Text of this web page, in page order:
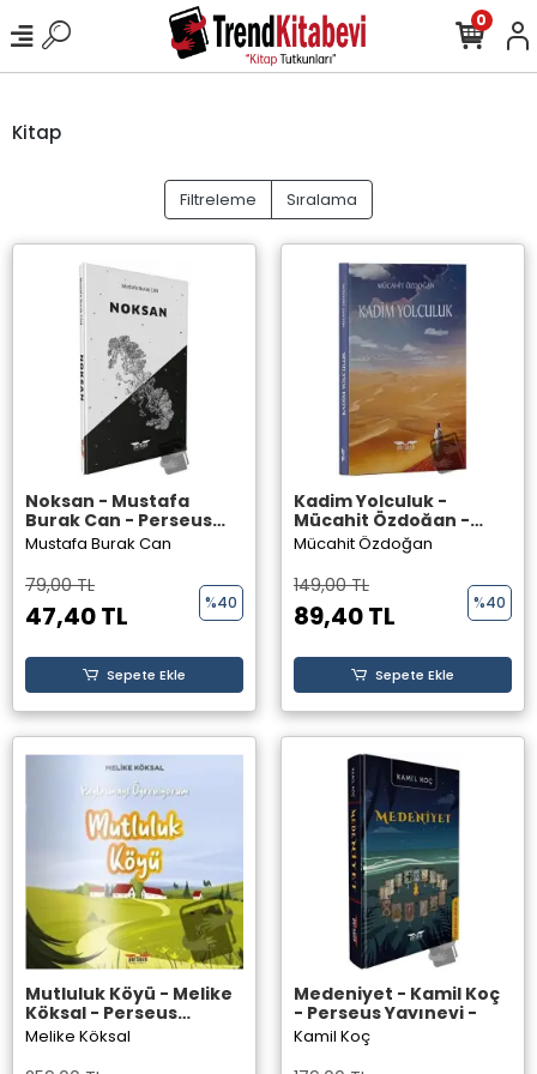
0
Kitap
Filtreleme Sıralama
Noksan - Mustafa
Burak Can - Perseus
Yayınevi -
Mustafa Burak Can
79,00 TL
47,40 TL %40
Sepete Ekle
Kadim Yolculuk -
Mücahit Özdoğan -
Mücahit Özdoğan
149,00 TL
89,40 TL %40
Sepete Ekle
Mutluluk Köyü - Melike
Köksal - Perseus
Yayınevi -
Melike Köksal
Medeniyet - Kamil Koç
- Perseus Yayınevi -
Kamil Koç